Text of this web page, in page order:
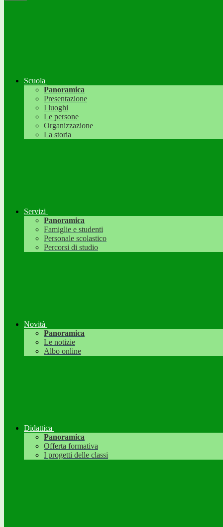
Scuola
Panoramica
Presentazione
I luoghi
Le persone
Organizzazione
La storia
Servizi
Panoramica
Famiglie e studenti
Personale scolastico
Percorsi di studio
Novità
Panoramica
Le notizie
Albo online
Didattica
Panoramica
Offerta formativa
I progetti delle classi